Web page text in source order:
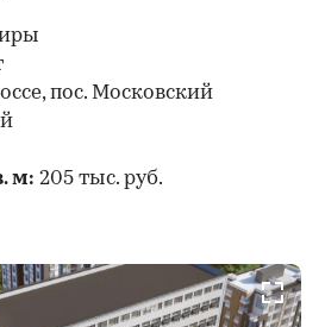
пос. Московский
м: 205 тыс. руб.